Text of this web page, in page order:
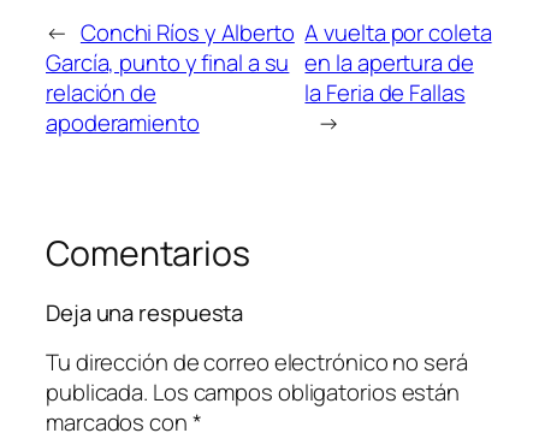
← Conchi Ríos y Alberto
García, punto y final a su
relación de
apoderamiento
A vuelta por coleta
en la apertura de
la Feria de Fallas
→
Comentarios
Deja una respuesta
Tu dirección de correo electrónico no será
publicada. Los campos obligatorios están
marcados con*